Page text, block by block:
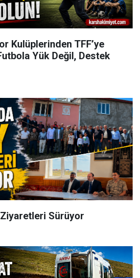
Kulüplerinden TFF’ye
Yük Değil, Destek
Sürüyor